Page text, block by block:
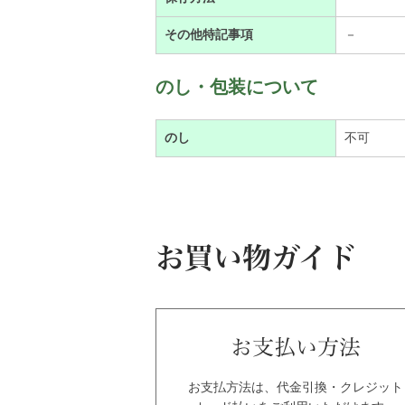
その他特記事項 －
のし・包装について
のし 不可
お支払方法は、代金引換・クレジット